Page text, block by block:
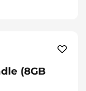
(8GB